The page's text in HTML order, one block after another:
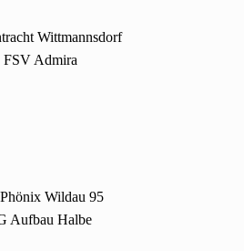
Wittmannsdorf
FSV Admira
Wildau 95
Aufbau Halbe